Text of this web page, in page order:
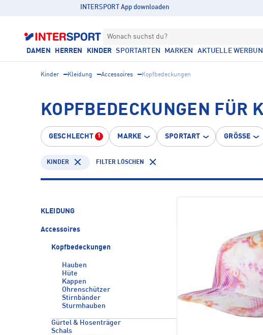
INTERSPORT App downloaden
Wonach suchst du?
DAMEN HERREN KINDER SPORTARTEN MARKEN AKTUELLE
Kinder Kleidung Accessoires Kopfbedeckungen
KOPFBEDECKUNGEN FÜR
GESCHLECHT 1 MARKE SPORTART GRÖSSE
KINDER FILTER LÖSCHEN
KLEIDUNG
Accessoires
Kopfbedeckungen
Hauben
Hüte
Kappen
Ohrenschützer
Stirnbänder
Sturmhauben
Gürtel & Hosenträger
Schals